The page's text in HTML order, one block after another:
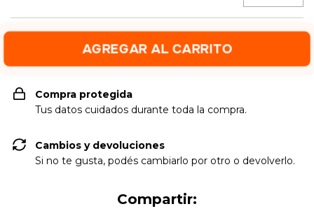
Compra protegida
Tus datos cuidados durante toda la compra.
Cambios y devoluciones
Si no te gusta, podés cambiarlo por otro o devolverlo.
Compartir: